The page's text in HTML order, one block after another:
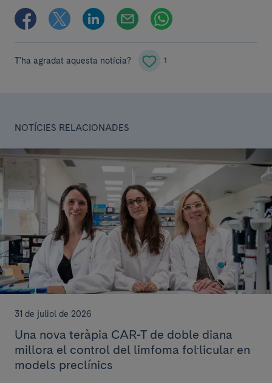
T'ha agradat aquesta notícia? 1
NOTÍCIES RELACIONADES
31 de juliol de 2026
Una nova teràpia CAR-T de doble diana
millora el control del limfoma fol·licular en
models preclínics